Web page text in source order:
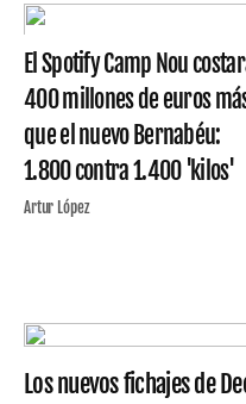
El Spotify Camp Nou
400 millones de euros
que el nuevo Bernabéu:
1.800 contra 1.400 'kilos'
Artur López
Los nuevos fichajes de